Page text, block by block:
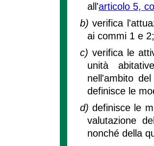
all'articolo 5,
b)verifica
ai commi 1 e
c) verifica le
unità
nell'ambito
definisce le
d) definisce le
valutazione
nonché della